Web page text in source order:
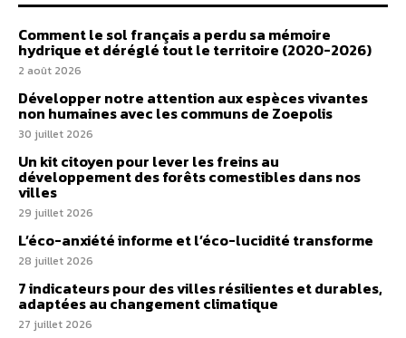
Comment le sol français a perdu sa mémoire
hydrique et déréglé tout le territoire (2020-2026)
2 août 2026
Développer notre attention aux espèces vivantes
non humaines avec les communs de Zoepolis
30 juillet 2026
Un kit citoyen pour lever les freins au
développement des forêts comestibles dans nos
villes
29 juillet 2026
L’éco-anxiété informe et l’éco-lucidité transforme
28 juillet 2026
7 indicateurs pour des villes résilientes et durables,
adaptées au changement climatique
27 juillet 2026